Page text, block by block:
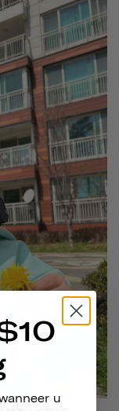
Green
u